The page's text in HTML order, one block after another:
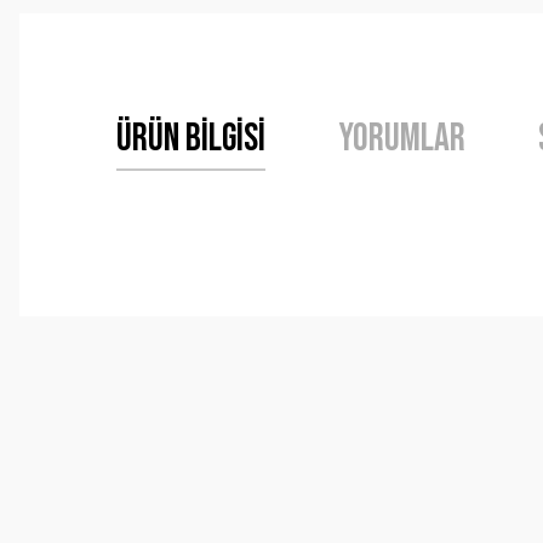
Ürün Bilgisi Yorumlar